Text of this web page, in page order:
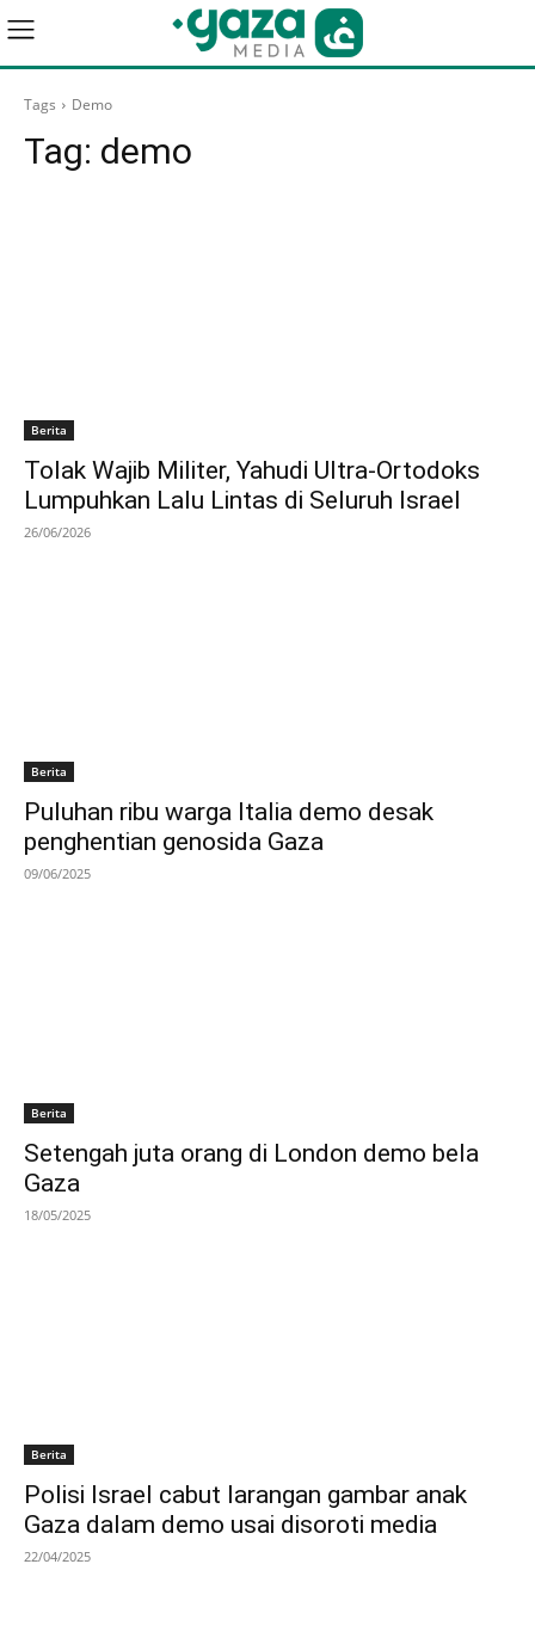
Tags Demo
Tag: demo
Berita
Tolak Wajib Militer, Yahudi Ultra-Ortodoks
Lumpuhkan Lalu Lintas di Seluruh Israel
26/06/2026
Berita
Puluhan ribu warga Italia demo desak
penghentian genosida Gaza
09/06/2025
Berita
Setengah juta orang di London demo bela
Gaza
18/05/2025
Berita
Polisi Israel cabut larangan gambar anak
Gaza dalam demo usai disoroti media
22/04/2025